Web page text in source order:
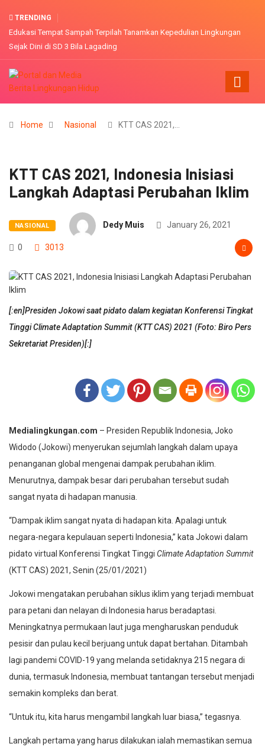
TRENDING
Edukasi Tempat Sampah Terpilah Tanamkan Kepedulian Lingkungan
Sejak Dini di SD 3 Bila Lagading
Home Nasional KTT CAS 2021,…
KTT CAS 2021, Indonesia Inisiasi
Langkah Adaptasi Perubahan Iklim
NASIONAL Dedy Muis January 26, 2021
0 3013
[:en]Presiden Jokowi saat pidato dalam kegiatan Konferensi Tingkat
Tinggi Climate Adaptation Summit (KTT CAS) 2021 (Foto: Biro Pers
Sekretariat Presiden)[:]
Medialingkungan.com – Presiden Republik Indonesia, Joko
Widodo (Jokowi) menyerukan sejumlah langkah dalam upaya
penanganan global mengenai dampak perubahan iklim.
Menurutnya, dampak besar dari perubahan tersebut sudah
sangat nyata di hadapan manusia.
“Dampak iklim sangat nyata di hadapan kita. Apalagi untuk
negara-negara kepulauan seperti Indonesia,” kata Jokowi dalam
pidato virtual Konferensi Tingkat Tinggi Climate Adaptation Summit
(KTT CAS) 2021, Senin (25/01/2021)
Jokowi mengatakan perubahan siklus iklim yang terjadi membuat
para petani dan nelayan di Indonesia harus beradaptasi.
Meningkatnya permukaan laut juga mengharuskan penduduk
pesisir dan pulau kecil berjuang untuk dapat bertahan. Ditambah
lagi pandemi COVID-19 yang melanda setidaknya 215 negara di
dunia, termasuk Indonesia, membuat tantangan tersebut menjadi
semakin kompleks dan berat.
“Untuk itu, kita harus mengambil langkah luar biasa,” tegasnya.
Langkah pertama yang harus dilakukan ialah memastikan semua